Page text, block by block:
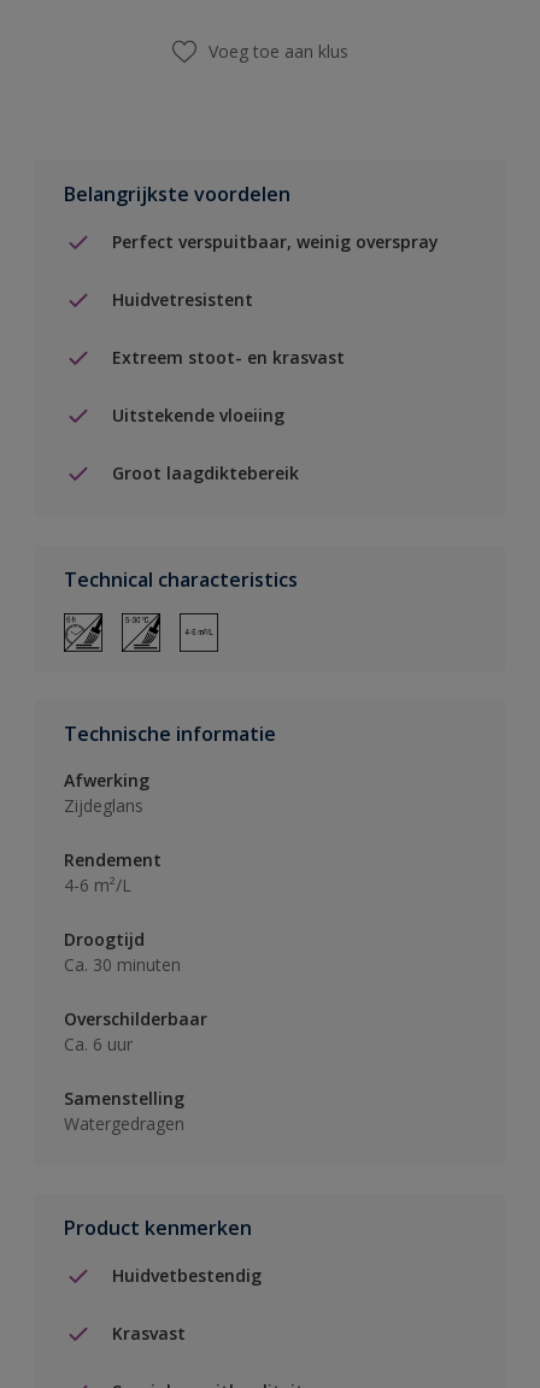
Voeg toe aan klus
Belangrijkste voordelen
Perfect verspuitbaar, weinig overspray
Huidvetresistent
Extreem stoot- en krasvast
Uitstekende vloeiing
Groot laagdiktebereik
Technical characteristics
Technische informatie
Afwerking
Zijdeglans
Rendement
4-6 m²/L
Droogtijd
Ca. 30 minuten
Overschilderbaar
Ca. 6 uur
Samenstelling
Watergedragen
Product kenmerken
Huidvetbestendig
Krasvast